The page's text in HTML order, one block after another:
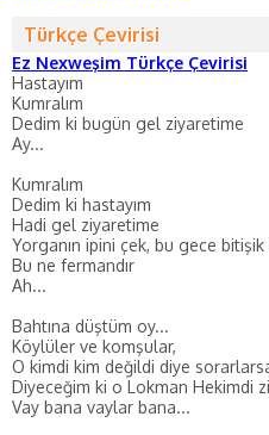
Türkçe Çevirisi
Ez Nexweşim Türkçe Çevirisi
Hastayım
Kumralım
Dedim ki bugün gel ziyaretime
Ay...
Kumralım
Dedim ki hastayım
Hadi gel ziyaretime
Yorganın ipini çek, bu gece
Bu ne fermandır
Ah...
Bahtına düştüm oy...
Köylüler ve komşular,
O kimdi kim değildi diye
Diyeceğim ki o Lokman Hekimdi
Vay bana vaylar bana...